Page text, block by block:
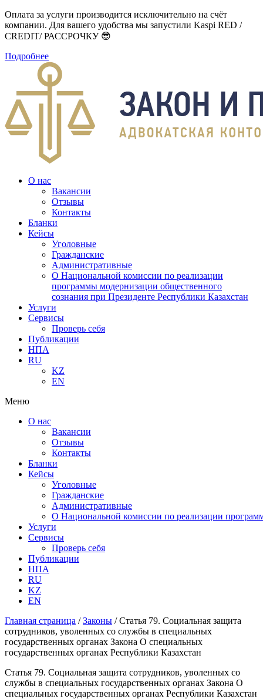
Оплата за услуги производится исключительно на счёт
компании. Для вашего удобства мы запустили Kaspi RED /
CREDIT/ РАССРОЧКУ 😎
Подробнее
О нас
Вакансии
Отзывы
Контакты
Бланки
Кейсы
Уголовные
Гражданские
Административные
О Национальной комиссии по реализации
программы модернизации общественного
сознания при Президенте Республики Казахстан
Услуги
Сервисы
Проверь себя
Публикации
НПА
RU
KZ
EN
Меню
О нас
Вакансии
Отзывы
Контакты
Бланки
Кейсы
Уголовные
Гражданские
Административные
О Национальной комиссии по реализации
Услуги
Сервисы
Проверь себя
Публикации
НПА
RU
KZ
EN
Главная страница /Законы /Статья 79. Социальная защита
сотрудников, уволенных со службы в специальных
государственных органах Закона О специальных
государственных органах Республики Казахстан
Статья 79. Социальная защита сотрудников, уволенных со
службы в специальных государственных органах Закона О
специальных государственных органах Республики Казахстан